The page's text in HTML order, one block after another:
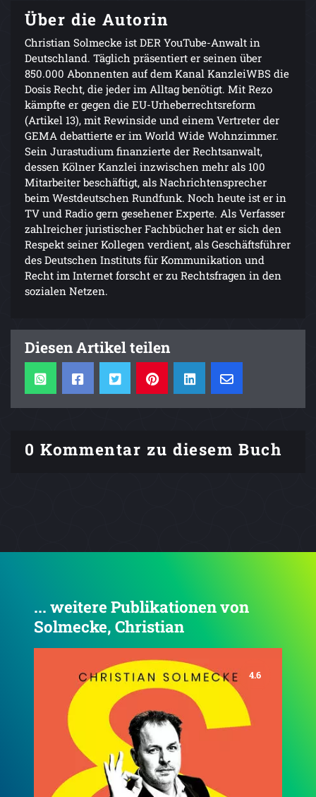
Über die Autorin
Christian Solmecke ist DER YouTube-Anwalt in
Deutschland. Täglich präsentiert er seinen über
850.000 Abonnenten auf dem Kanal KanzleiWBS die
Dosis Recht, die jeder im Alltag benötigt. Mit Rezo
kämpfte er gegen die EU-Urheberrechtsreform
(Artikel 13), mit Rewinside und einem Vertreter der
GEMA debattierte er im World Wide Wohnzimmer.
Sein Jurastudium finanzierte der Rechtsanwalt,
dessen Kölner Kanzlei inzwischen mehr als 100
Mitarbeiter beschäftigt, als Nachrichtensprecher
beim Westdeutschen Rundfunk. Noch heute ist er in
TV und Radio gern gesehener Experte. Als Verfasser
zahlreicher juristischer Fachbücher hat er sich den
Respekt seiner Kollegen verdient, als Geschäftsführer
des Deutschen Instituts für Kommunikation und
Recht im Internet forscht er zu Rechtsfragen in den
sozialen Netzen.
Diesen Artikel teilen
0 Kommentar zu diesem Buch
... weitere Publikationen von
Solmecke, Christian
4.6